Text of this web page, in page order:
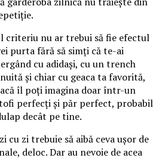
criteriu nu ar trebui să fie efectul
purta fără să simți că te-ai
cu adidași, cu un trench
și chiar cu geaca ta favorită,
îl poți imagina doar într-un
perfecți și păr perfect, probabil
decât pe tine.
cu zi trebuie să aibă ceva ușor de
deloc. Dar au nevoie de acea